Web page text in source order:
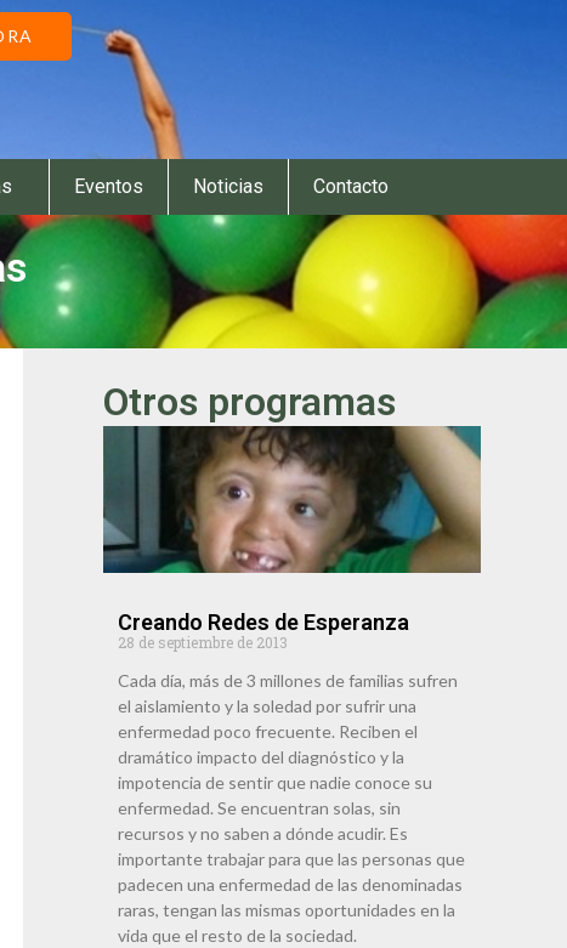
Eventos Noticias Contacto
Otros programas
Creando Redes de Esperanza
28 de septiembre de 2013
Cada día, más de 3 millones de familias sufren
el aislamiento y la soledad por sufrir una
enfermedad poco frecuente. Reciben el
dramático impacto del diagnóstico y la
impotencia de sentir que nadie conoce su
enfermedad. Se encuentran solas, sin
recursos y no saben a dónde acudir. Es
importante trabajar para que las personas que
padecen una enfermedad de las denominadas
raras, tengan las mismas oportunidades en la
vida que el resto de la sociedad.